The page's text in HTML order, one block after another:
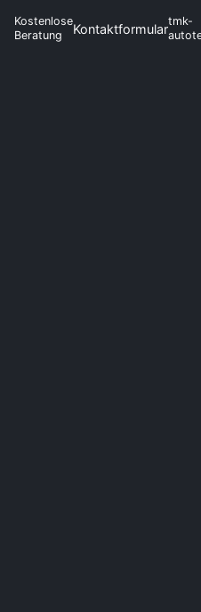
Kostenlose
Beratung
Kontaktformulartmk-